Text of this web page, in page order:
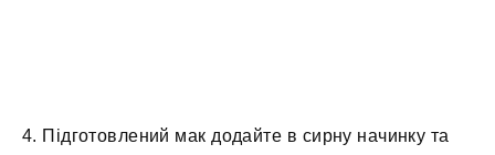
4. Підготовлений мак додайте в сирну начинку та